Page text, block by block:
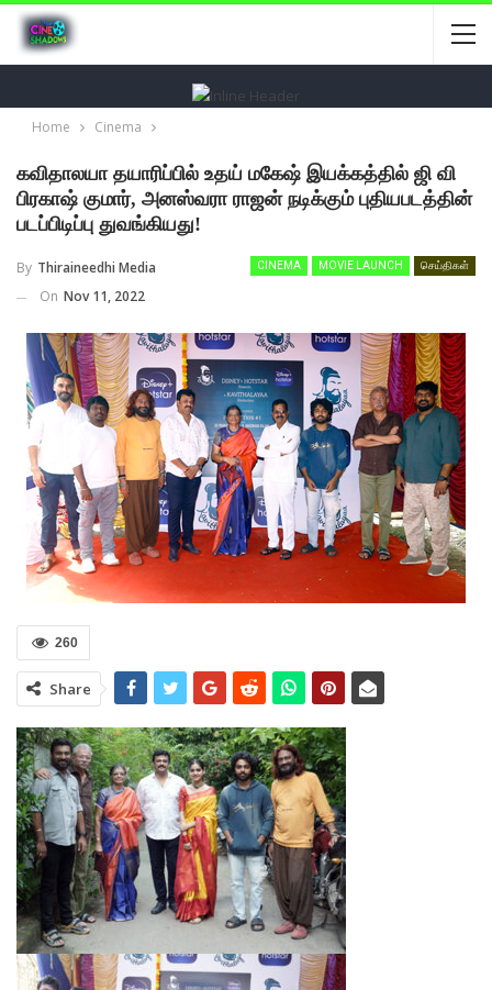
Home Cinema
கவிதாலயா தயாரிப்பில் உதய் மகேஷ் இயக்கத்தில் ஜி வி
பிரகாஷ் குமார், அனஸ்வரா ராஜன் நடிக்கும் புதியபடத்தின்
படப்பிடிப்பு துவங்கியது!
CINEMA MOVIE LAUNCH செய்திகள்
By Thiraineedhi Media
On Nov 11, 2022
260
Share